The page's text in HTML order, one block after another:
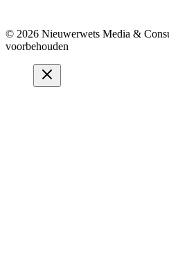
© 2026 Nieuwerwets Media &
voorbehouden